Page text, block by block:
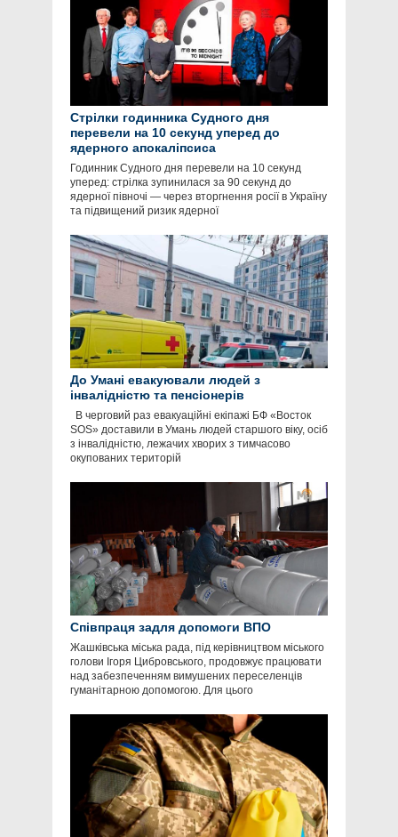
Стрілки годинника Судного дня
перевели на 10 секунд уперед до
ядерного апокаліпсиса
Годинник Судного дня перевели на 10 секунд
уперед: стрілка зупинилася за 90 секунд до
ядерної півночі — через вторгнення росії в Україну
та підвищений ризик ядерної
До Умані евакуювали людей з
інвалідністю та пенсіонерів
В черговий раз евакуаційні екіпажі БФ «Восток
SOS» доставили в Умань людей старшого віку, осіб
з інвалідністю, лежачих хворих з тимчасово
окупованих територій
Співпраця задля допомоги ВПО
Жашківська міська рада, під керівництвом міського
голови Ігоря Цибровського, продовжує працювати
над забезпеченням вимушених переселенців
гуманітарною допомогою. Для цього